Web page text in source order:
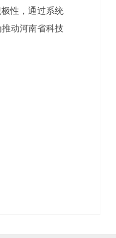
性，通过系统
动河南省科技